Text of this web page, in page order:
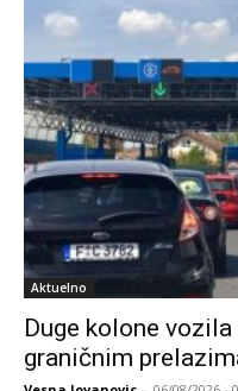
Aktuelno
Duge kolone
graničnim